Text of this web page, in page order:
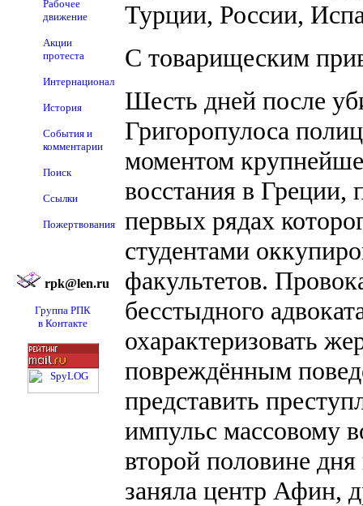
Рабочее
движение
Акции
протеста
Интернационал
История
События и
комментарии
Поиск
Ссылки
Пожертвования
rpk@len.ru
Группа РПК
в Контакте
Турции, России,
С товарищеским
Шесть дней после
Григоропулоса
моментом
восстания в
первых рядах
студентами
факультетов.
бесстыдного
охарактеризовать
повреждённым
представить
импульс массовому
второй половине
заняла центр Афин,